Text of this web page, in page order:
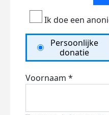
Ik doe een
Persoonlijke
donatie
Voornaam *